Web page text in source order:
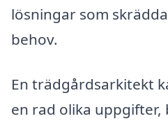
lösningar som
behov.
En trädgårdsarkitekt
en rad olika uppgifter,